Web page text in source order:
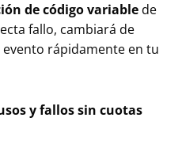
de código variablede
fallo, cambiará de
rápidamente en tu
y fallos sin cuotas